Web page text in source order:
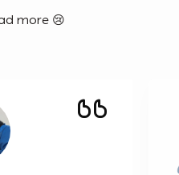
more 😢